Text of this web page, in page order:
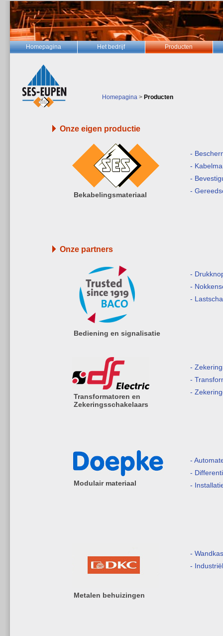
Homepagina Het bedrijf Producten
Homepagina > Producten
Onze eigen productie
Bekabelingsmateriaal
-
-
-
-
Onze partners
Bediening en signalisatie
-
-
-
Transformatoren en
Zekeringsschakelaars
-
-
-
Modulair materiaal
-
-
-
Metalen behuizingen
-
-